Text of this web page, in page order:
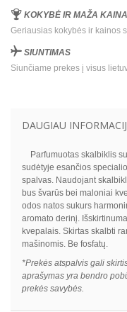
KOKYBĖ IR MAŽA KAINA
Geriausias kokybės ir kainos
SIUNTIMAS
Siunčiame prekes į visus
DAUGIAU
Parfumuotas skalbiklis
sudėtyje esančios
spalvas. Naudojant
bus švarūs bei maloniai
odos natos sukurs
aromato derinį.
kvepalais. Skirtas skalbti
mašinomis. Be fosfatų.
*Prekės atspalvis gali
aprašymas yra bendro
prekės savybės.